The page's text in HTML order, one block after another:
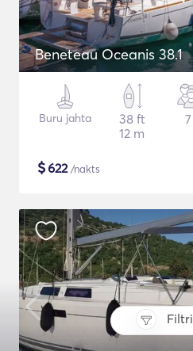
Filtri
Beneteau Oceanis 38.1
Buru jahta
38 ft
12 m
7
$622/nakts